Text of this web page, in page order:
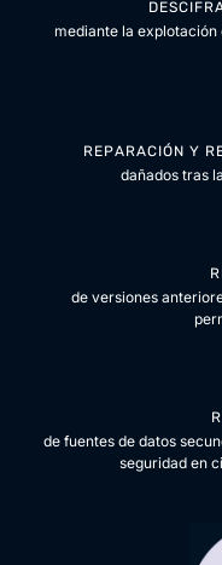
mediante la
REPARACIÓN Y
dañados tras
de versiones
de fuentes de datos
seguridad en